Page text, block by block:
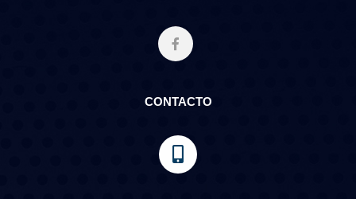
CONTACTO